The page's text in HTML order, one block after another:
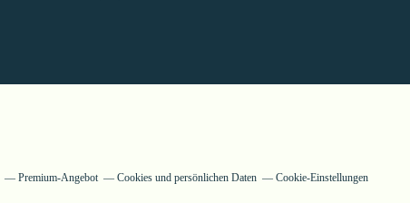
Premium-Angebot Cookies und persönlichen Daten Cookie-Einstellungen